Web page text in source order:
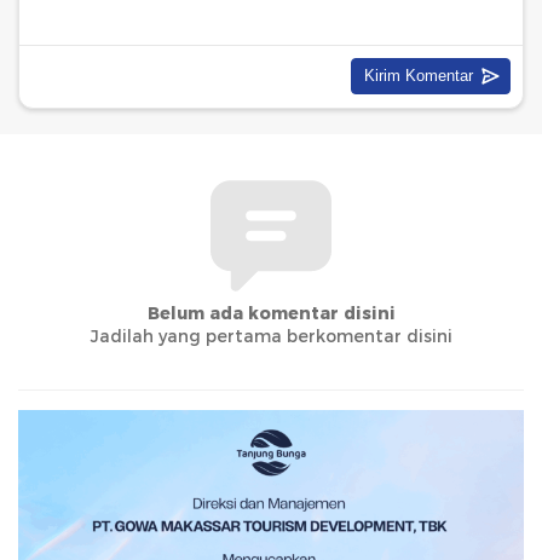
Belum ada komentar disini
Jadilah yang pertama berkomentar disini